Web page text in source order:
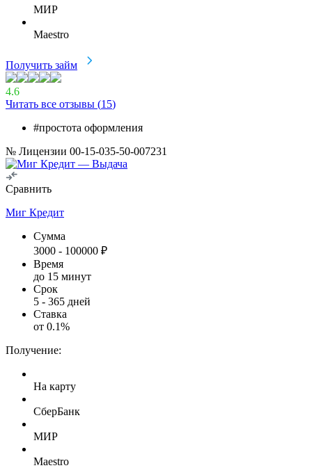
МИР
Maestro
Получить займ
4.6
Читать все отзывы (15)
#простота оформления
№ Лицензии 00-15-035-50-007231
Сравнить
Миг Кредит
Сумма
3000 - 100000 ₽
Время
до 15 минут
Срок
5 - 365 дней
Ставка
от 0.1%
Получение:
На карту
СберБанк
МИР
Maestro